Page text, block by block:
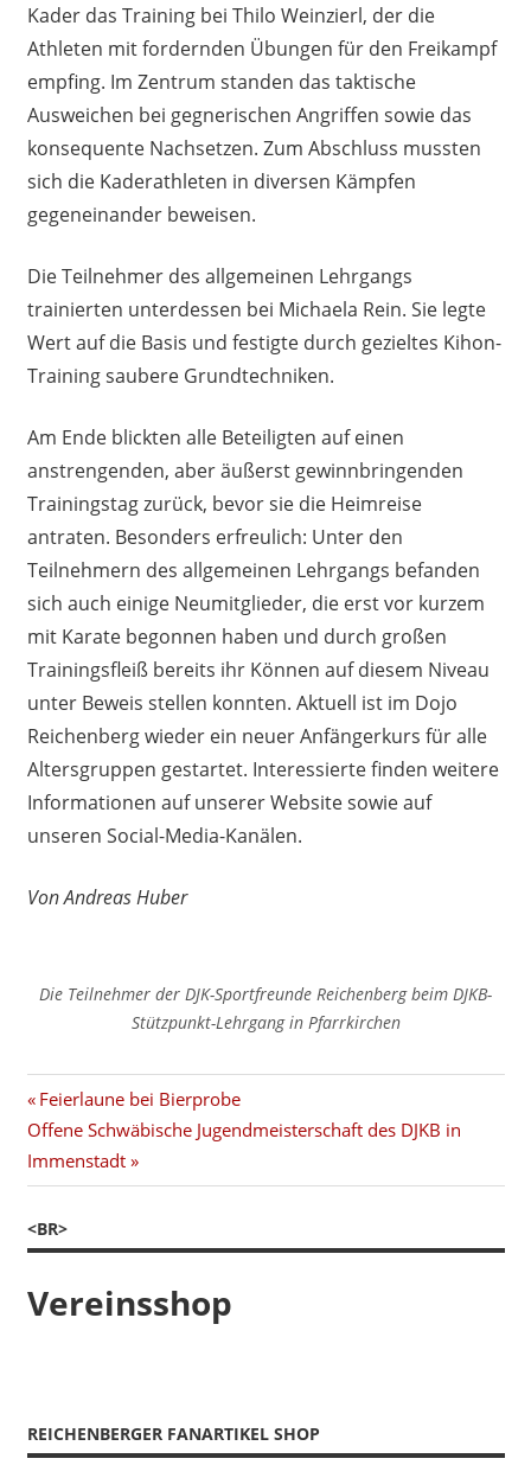
Kader das Training bei Thilo Weinzierl, der die
Athleten mit fordernden Übungen für den Freikampf
empfing. Im Zentrum standen das taktische
Ausweichen bei gegnerischen Angriffen sowie das
konsequente Nachsetzen. Zum Abschluss mussten
sich die Kaderathleten in diversen Kämpfen
gegeneinander beweisen.
Die Teilnehmer des allgemeinen Lehrgangs
trainierten unterdessen bei Michaela Rein. Sie legte
Wert auf die Basis und festigte durch gezieltes Kihon-
Training saubere Grundtechniken.
Am Ende blickten alle Beteiligten auf einen
anstrengenden, aber äußerst gewinnbringenden
Trainingstag zurück, bevor sie die Heimreise
antraten. Besonders erfreulich: Unter den
Teilnehmern des allgemeinen Lehrgangs befanden
sich auch einige Neumitglieder, die erst vor kurzem
mit Karate begonnen haben und durch großen
Trainingsfleiß bereits ihr Können auf diesem Niveau
unter Beweis stellen konnten. Aktuell ist im Dojo
Reichenberg wieder ein neuer Anfängerkurs für alle
Altersgruppen gestartet. Interessierte finden weitere
Informationen auf unserer Website sowie auf
unseren Social-Media-Kanälen.
Von Andreas Huber
Die Teilnehmer der DJK-Sportfreunde Reichenberg beim DJKB-
Stützpunkt-Lehrgang in Pfarrkirchen
Beitragsnavigation
Vorheriger
Beitrag:
Feierlaune bei Bierprobe
Nächster
Beitrag:
Offene Schwäbische Jugendmeisterschaft des DJKB in
Immenstadt
<BR>
Vereinsshop
REICHENBERGER FANARTIKEL SHOP